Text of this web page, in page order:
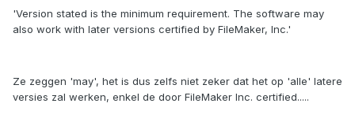
'Version stated is the minimum requirement. The software may
also work with later versions certified by FileMaker, Inc.'
Ze zeggen 'may', het is dus zelfs niet zeker dat het op 'alle' latere
versies zal werken, enkel de door FileMaker Inc. certified.....